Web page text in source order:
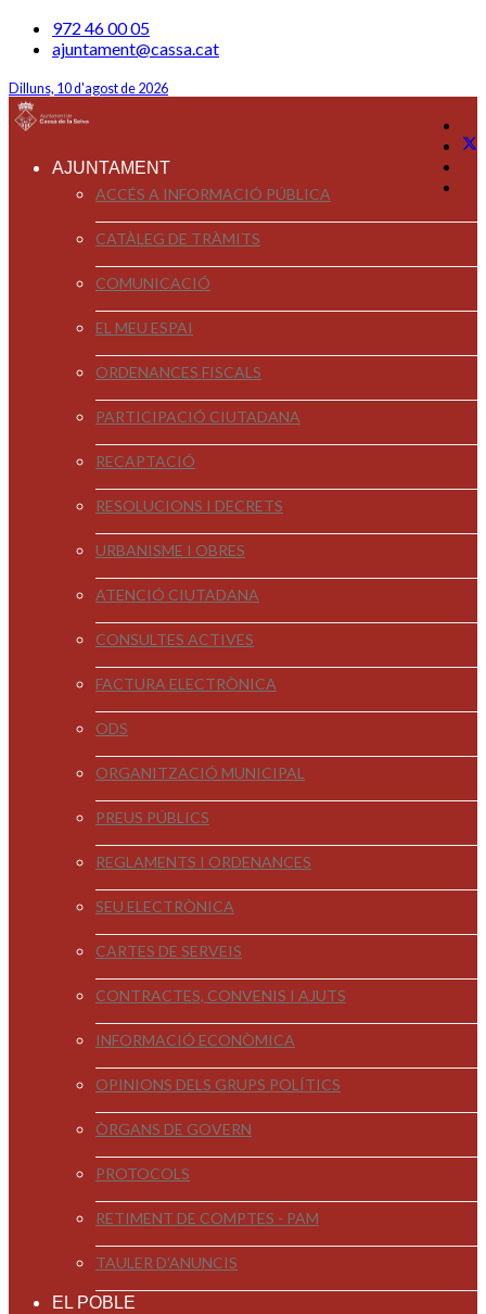
972 46 00 05
ajuntament@cassa.cat
Dilluns, 10 d'agost de 2026
AJUNTAMENT
ACCÉS A INFORMACIÓ PÚBLICA
CATÀLEG DE TRÀMITS
COMUNICACIÓ
EL MEU ESPAI
ORDENANCES FISCALS
PARTICIPACIÓ CIUTADANA
RECAPTACIÓ
RESOLUCIONS I DECRETS
URBANISME I OBRES
ATENCIÓ CIUTADANA
CONSULTES ACTIVES
FACTURA ELECTRÒNICA
ODS
ORGANITZACIÓ MUNICIPAL
PREUS PÚBLICS
REGLAMENTS I ORDENANCES
SEU ELECTRÒNICA
CARTES DE SERVEIS
CONTRACTES, CONVENIS I AJUTS
INFORMACIÓ ECONÒMICA
OPINIONS DELS GRUPS POLÍTICS
ÒRGANS DE GOVERN
PROTOCOLS
RETIMENT DE COMPTES - PAM
TAULER D'ANUNCIS
EL POBLE